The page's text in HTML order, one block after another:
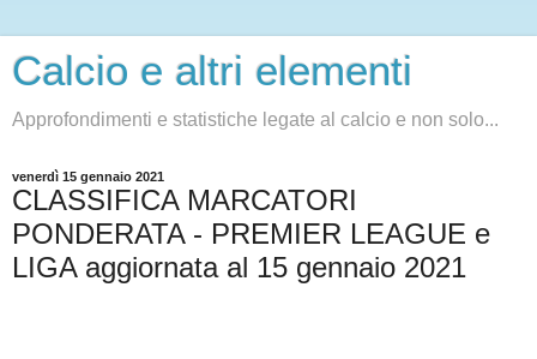
Calcio e altri elementi
Approfondimenti e statistiche legate al calcio e non solo...
venerdì 15 gennaio 2021
CLASSIFICA MARCATORI
PONDERATA - PREMIER LEAGUE e
LIGA aggiornata al 15 gennaio 2021